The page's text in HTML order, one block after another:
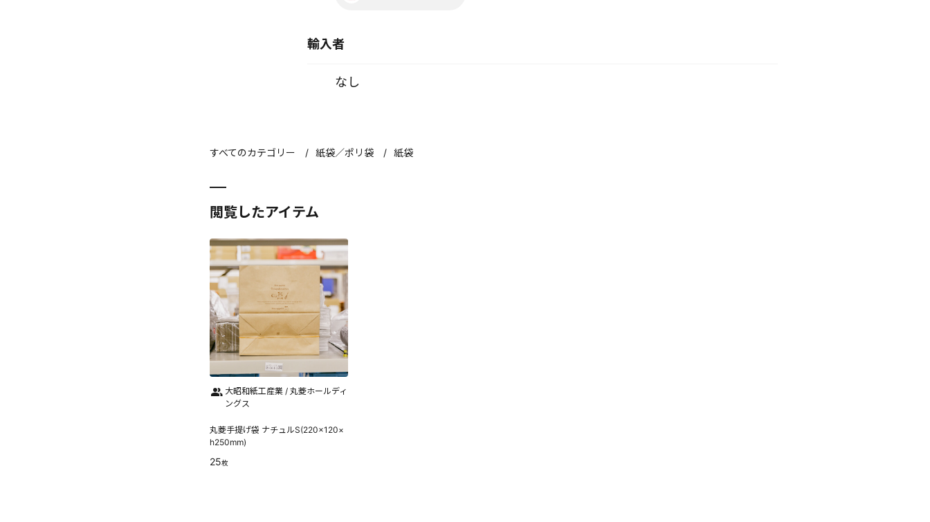
輸入者
なし
すべてのカテゴリー 紙袋／ポリ袋 紙袋
閲覧したアイテム
大昭和紙工産業 / 丸菱ホールディ
ングス
丸菱手提げ袋 ナチュルS(220×120×
h250mm)
25枚